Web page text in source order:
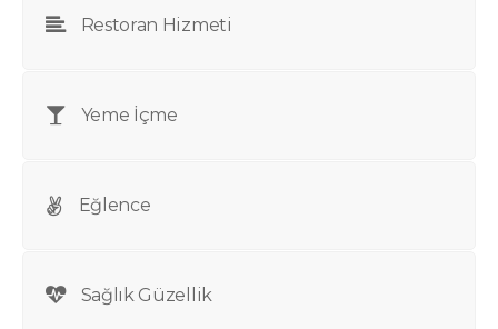
Restoran Hizmeti
Yeme İçme
Eğlence
Sağlık Güzellik